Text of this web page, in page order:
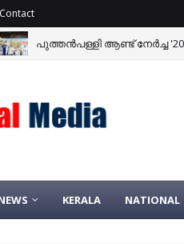
Contact
പുത്തൻപള്ളി ആണ്ട് നേർച്ച
മാറഞ്ചേരി ക്രസന്റ്
KERALA NATIONAL